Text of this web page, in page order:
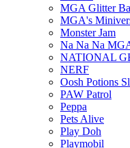
MGA Glitter
MGA's
Monster Jam
Na Na Na
NATIONAL
NERF
Oosh Potions
PAW Patrol
Peppa
Pets Alive
Play Doh
Playmobil